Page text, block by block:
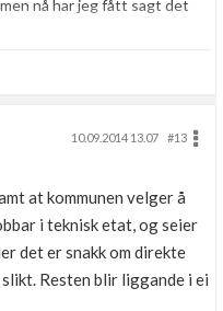
nå har jeg fått sagt det
10.09.2014 13.07
#13
at kommunen velger å
i teknisk etat, og seier
det er snakk om direkte
Resten blir liggande i ei